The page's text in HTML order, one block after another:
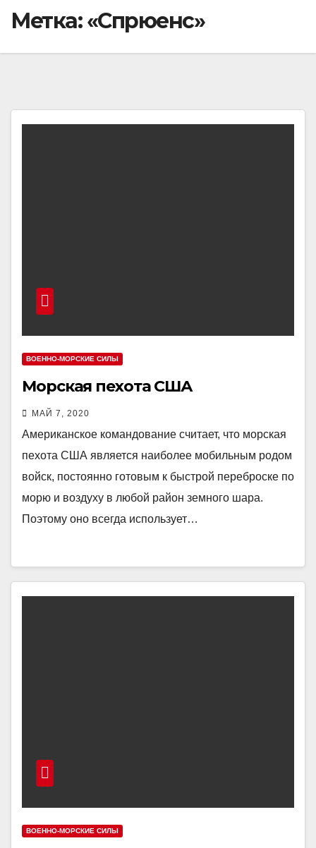
Метка:«Спрюенс»
ВОЕННО-МОРСКИЕ СИЛЫ
Морская пехота США
МАЙ 7, 2020
Американское командование считает, что морская
пехота США является наиболее мобильным родом
войск, постоянно готовым к быстрой переброске по
морю и воздуху в любой район земного шара.
Поэтому оно всегда использует…
ВОЕННО-МОРСКИЕ СИЛЫ